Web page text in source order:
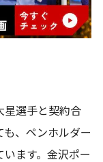
星選手と契約合
、ペンホルダー
ます。金沢ポー